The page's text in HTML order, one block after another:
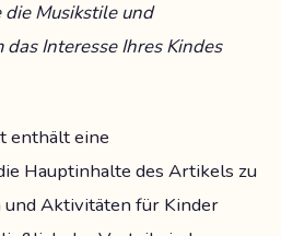
die Musikstile und
Interesse Ihres Kindes
enthält eine
Hauptinhalte des Artikels zu
und Aktivitäten für Kinder